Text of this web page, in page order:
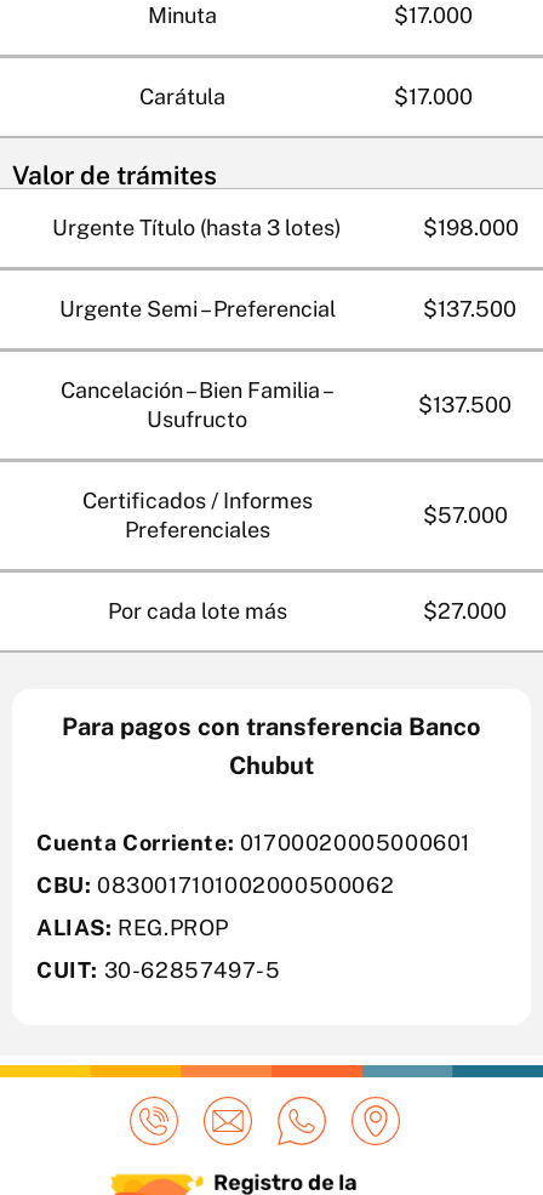
Minuta $17.000
Carátula $17.000
Valor de trámites
Urgente Título (hasta 3 lotes) $198.000
Urgente Semi – Preferencial $137.500
Cancelación – Bien Familia –
Usufructo
$137.500
Certificados / Informes
Preferenciales
$57.000
Por cada lote más $27.000
Para pagos con transferencia Banco
Chubut
Cuenta Corriente: 01700020005000601
CBU: 0830017101002000500062
ALIAS: REG.PROP
CUIT: 30-62857497-5